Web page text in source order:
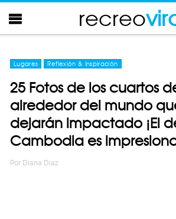
recreo
Lugares Reflexión & Inspiración
25 Fotos de los cuartos
alrededor del mundo
dejarán impactado ¡El
Cambodia es
Por Diana Diaz